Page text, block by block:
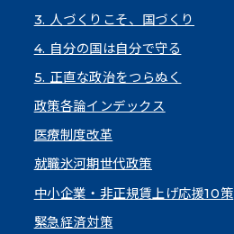
3. 人づくりこそ、国づくり
4. 自分の国は自分で守る
5. 正直な政治をつらぬく
政策各論インデックス
医療制度改革
就職氷河期世代政策
中小企業・非正規賃上げ応援10策
緊急経済対策